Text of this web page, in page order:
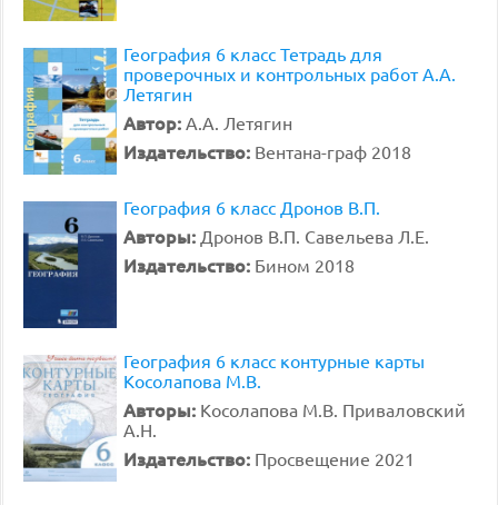
География 6 класс Тетрадь для
проверочных и контрольных работ А.А.
Летягин
Автор: А.А. Летягин
Издательство: Вентана-граф 2018
География 6 класс Дронов В.П.
Авторы: Дронов В.П. Савельева Л.Е.
Издательство: Бином 2018
География 6 класс контурные карты
Косолапова М.В.
Авторы: Косолапова М.В. Приваловский
А.Н.
Издательство: Просвещение 2021